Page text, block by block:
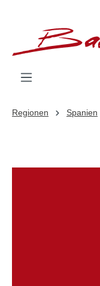
Regionen Spanien